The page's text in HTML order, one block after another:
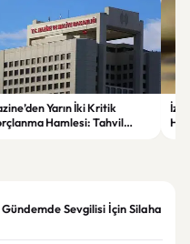
Yarın İki Kritik
Hamlesi: Tahvil
Sevgilisi İçin Silaha